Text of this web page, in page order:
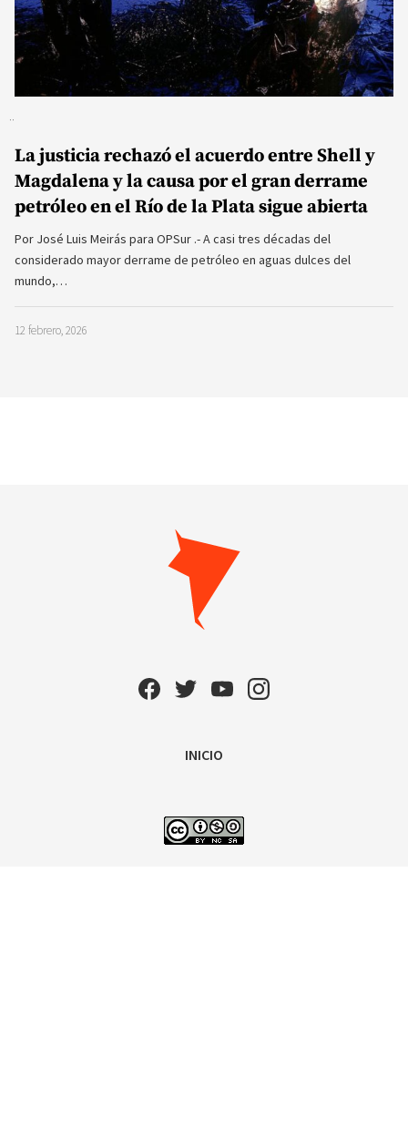
La justicia rechazó el acuerdo entre Shell y
Magdalena y la causa por el gran derrame
petróleo en el Río de la Plata sigue abierta
Por José Luis Meirás para OPSur .- A casi tres décadas del
considerado mayor derrame de petróleo en aguas dulces del
mundo,…
12 febrero, 2026
INICIO